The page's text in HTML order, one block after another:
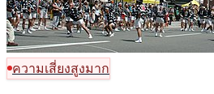
ความเสี่ยงสูงมาก